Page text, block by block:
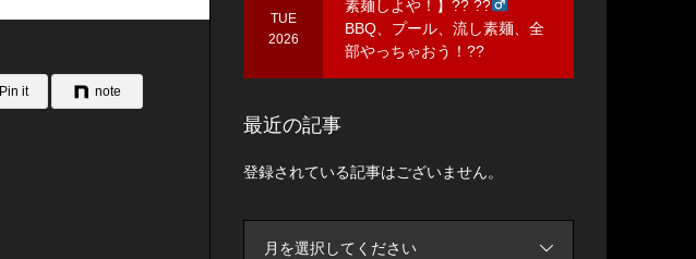
Pin it note
TUE
2026
素麺しよや！】?? ??‍
BBQ、プール、流し素麺、全
部やっちゃおう！??
最近の記事
登録されている記事はございません。
月を選択してください